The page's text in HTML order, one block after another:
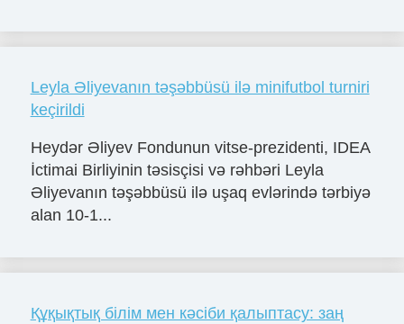
Leyla Əliyevanın təşəbbüsü ilə minifutbol turniri
keçirildi
Heydər Əliyev Fondunun vitse-prezidenti, IDEA
İctimai Birliyinin təsisçisi və rəhbəri Leyla
Əliyevanın təşəbbüsü ilə uşaq evlərində tərbiyə
alan 10-1...
Құқықтық білім мен кәсіби қалыптасу: заң